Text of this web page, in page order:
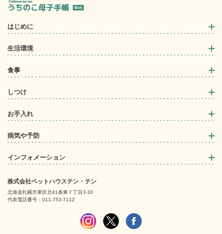
はじめに
生活環境
食事
しつけ
お手入れ
病気や予防
インフォメーション
株式会社ペットハウステン・テン
北海道札幌市東区北41条東７丁目3-10
代表電話番号：011-753-7112